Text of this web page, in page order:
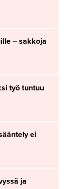
– sakkoja
työ tuntuu
ei
ja